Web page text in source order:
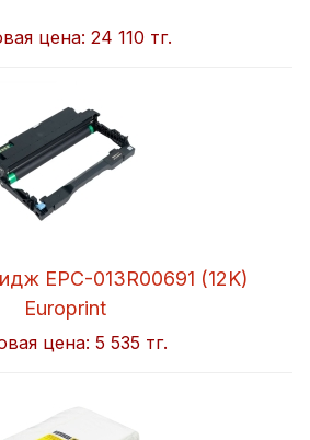
цена: 24 110 тг.
EPC-013R00691 (12K)
Europrint
цена: 5 535 тг.